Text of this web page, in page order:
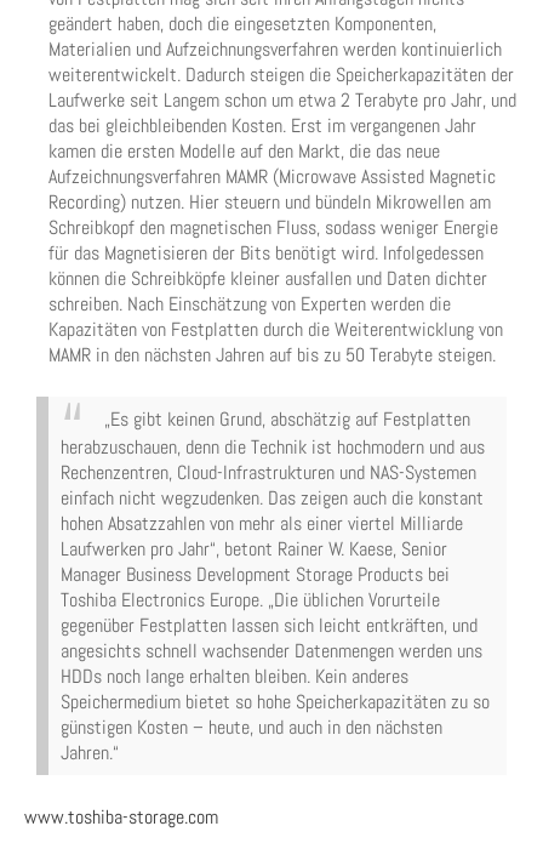
geändert haben, doch die eingesetzten Komponenten,
Materialien und Aufzeichnungsverfahren werden kontinuierlich
weiterentwickelt. Dadurch steigen die Speicherkapazitäten der
Laufwerke seit Langem schon um etwa 2 Terabyte pro Jahr, und
das bei gleichbleibenden Kosten. Erst im vergangenen Jahr
kamen die ersten Modelle auf den Markt, die das neue
Aufzeichnungsverfahren MAMR (Microwave Assisted Magnetic
Recording) nutzen. Hier steuern und bündeln Mikrowellen am
Schreibkopf den magnetischen Fluss, sodass weniger Energie
für das Magnetisieren der Bits benötigt wird. Infolgedessen
können die Schreibköpfe kleiner ausfallen und Daten dichter
schreiben. Nach Einschätzung von Experten werden die
Kapazitäten von Festplatten durch die Weiterentwicklung von
MAMR in den nächsten Jahren auf bis zu 50 Terabyte steigen.
„Es gibt keinen Grund, abschätzig auf Festplatten
herabzuschauen, denn die Technik ist hochmodern und aus
Rechenzentren, Cloud-Infrastrukturen und NAS-Systemen
einfach nicht wegzudenken. Das zeigen auch die konstant
hohen Absatzzahlen von mehr als einer viertel Milliarde
Laufwerken pro Jahr“, betont Rainer W. Kaese, Senior
Manager Business Development Storage Products bei
Toshiba Electronics Europe. „Die üblichen Vorurteile
gegenüber Festplatten lassen sich leicht entkräften, und
angesichts schnell wachsender Datenmengen werden uns
HDDs noch lange erhalten bleiben. Kein anderes
Speichermedium bietet so hohe Speicherkapazitäten zu so
günstigen Kosten – heute, und auch in den nächsten
Jahren.“
www.toshiba-storage.com